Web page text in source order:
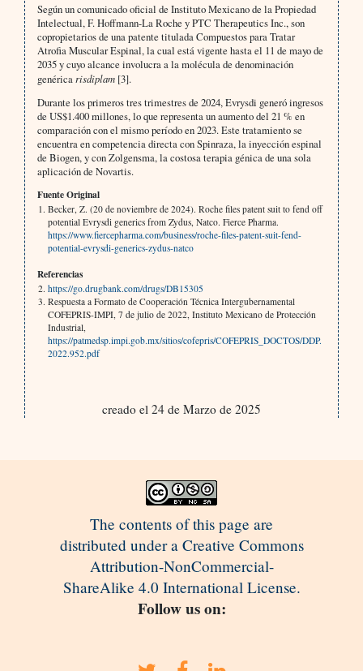
Según un comunicado oficial de Instituto Mexicano de la Propiedad
Intelectual, F. Hoffmann-La Roche y PTC Therapeutics Inc., son
copropietarios de una patente titulada Compuestos para Tratar
Atrofia Muscular Espinal, la cual está vigente hasta el 11 de mayo de
2035 y cuyo alcance involucra a la molécula de denominación
genérica risdiplam[3].
Durante los primeros tres trimestres de 2024, Evrysdi generó ingresos
de US$1.400 millones, lo que representa un aumento del 21 % en
comparación con el mismo período en 2023. Este tratamiento se
encuentra en competencia directa con Spinraza, la inyección espinal
de Biogen, y con Zolgensma, la costosa terapia génica de una sola
aplicación de Novartis.
Fuente Original
Becker, Z. (20 de noviembre de 2024). Roche files patent suit to fend off
potential Evrysdi generics from Zydus, Natco. Fierce Pharma.
https://www.fiercepharma.com/business/roche-files-patent-suit-fend-
potential-evrysdi-generics-zydus-natco
Referencias
https://go.drugbank.com/drugs/DB15305
Respuesta a Formato de Cooperación Técnica Intergubernamental
COFEPRIS-IMPI, 7 de julio de 2022, Instituto Mexicano de Protección
Industrial,
https://patmedsp.impi.gob.mx/sitios/cofepris/COFEPRIS_DOCTOS/DDP.
2022.952.pdf
creado el 24 de Marzo de 2025
The contents of this page are
distributed under a Creative Commons
Attribution-NonCommercial-
ShareAlike 4.0 International License.
Follow us on: